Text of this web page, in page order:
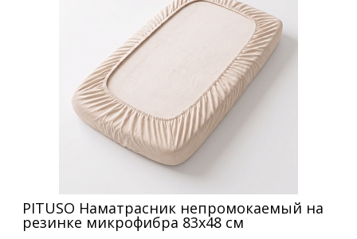
PITUSO Наматрасник непромокаемый на
резинке микрофибра 83х48 см